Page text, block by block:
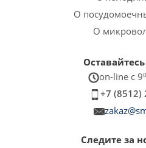
О
О
on-line c 9
+7 (8512)
Следите за